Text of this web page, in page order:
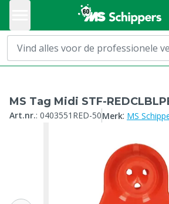
MS Tag Midi STF-
Art.nr.: 0403551RED-50Merk: MS